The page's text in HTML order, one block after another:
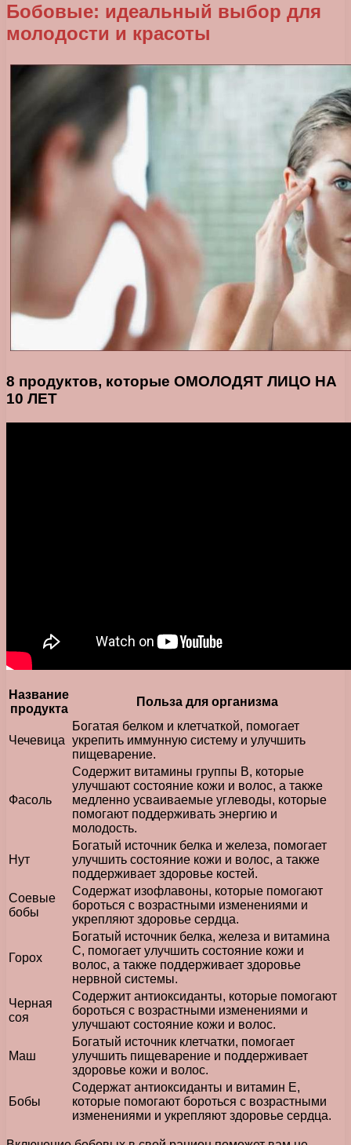
Бобовые: идеальный выбор для
молодости и красоты
8 продуктов, которые ОМОЛОДЯТ ЛИЦО НА
10 ЛЕТ
Название
продукта
Польза для организма
Чечевица
Богатая белком и клетчаткой, помогает
укрепить иммунную систему и улучшить
пищеварение.
Фасоль
Содержит витамины группы В, которые
улучшают состояние кожи и волос, а также
медленно усваиваемые углеводы, которые
помогают поддерживать энергию и
молодость.
Нут
Богатый источник белка и железа, помогает
улучшить состояние кожи и волос, а также
поддерживает здоровье костей.
Соевые
бобы
Содержат изофлавоны, которые помогают
бороться с возрастными изменениями и
укрепляют здоровье сердца.
Горох
Богатый источник белка, железа и витамина
С, помогает улучшить состояние кожи и
волос, а также поддерживает здоровье
нервной системы.
Черная
соя
Содержит антиоксиданты, которые помогают
бороться с возрастными изменениями и
улучшают состояние кожи и волос.
Маш
Богатый источник клетчатки, помогает
улучшить пищеварение и поддерживает
здоровье кожи и волос.
Бобы
Содержат антиоксиданты и витамин Е,
которые помогают бороться с возрастными
изменениями и укрепляют здоровье сердца.